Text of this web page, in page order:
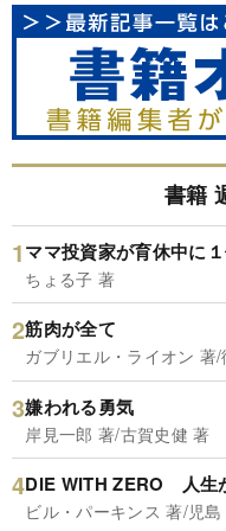
書籍
ママ投資家が育休中に
ちょる子 著
筋肉が全て
ガブリエル・ライオン 著/
嫌われる勇気
岸見一郎 著/古賀史健 著
DIE WITH ZERO 人生
ビル・パーキンス 著/児島